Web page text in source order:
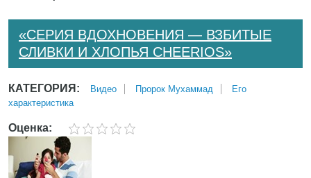
«СЕРИЯ ВДОХНОВЕНИЯ — ВЗБИТЫЕ
СЛИВКИ И ХЛОПЬЯ CHEERIOS»
КАТЕГОРИЯ: Bидео Пророк Мухаммад
Его
характеристика
Оценка: